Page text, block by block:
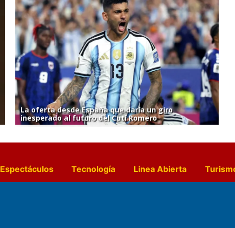
La oferta desde España que daría un giro
inesperado al futuro del Cuti Romero
Espectáculos Tecnología Linea Abierta